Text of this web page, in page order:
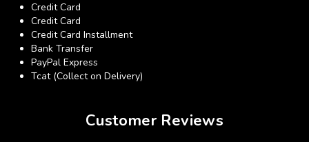
Credit Card
Credit Card
Credit Card Installment
Bank Transfer
PayPal Express
Tcat (Collect on Delivery)
Customer Reviews